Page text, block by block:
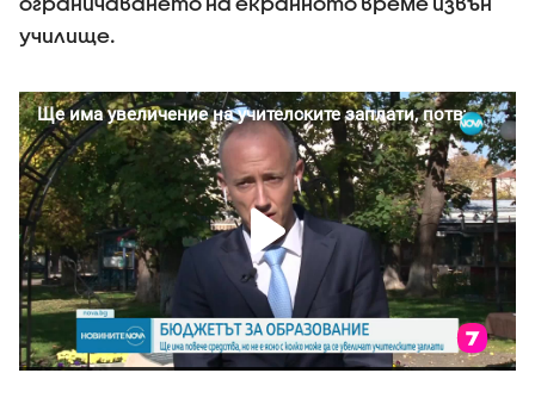
училище.